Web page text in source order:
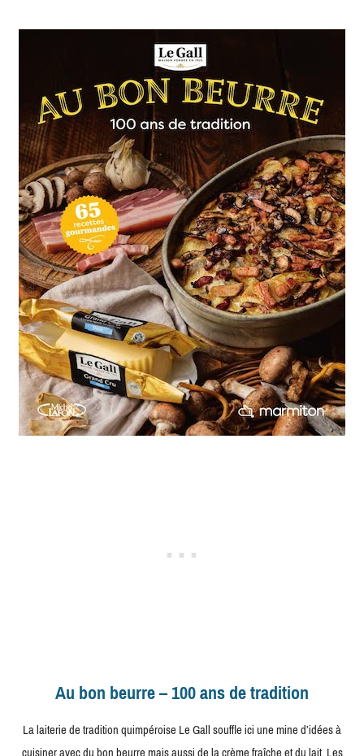
Au bon beurre – 100 ans de tradition
La laiterie de tradition quimpéroise Le Gall souffle ici une mine d’idées à